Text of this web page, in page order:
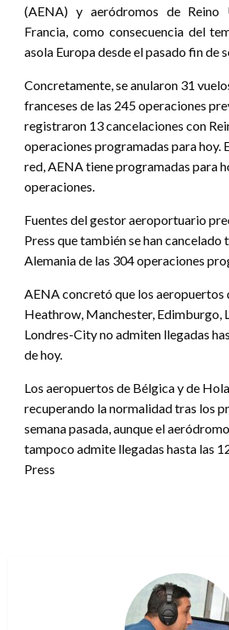
(AENA) y aeródromos de Reino
Francia, como consecuencia del
asola Europa desde el pasado fin de
Concretamente, se anularon 31
franceses de las 245 operaciones
registraron 13 cancelaciones con
operaciones programadas para hoy.
red, AENA tiene programadas para
operaciones.
Fuentes del gestor aeroportuario
Press que también se han cancelado
Alemania de las 304 operaciones
AENA concretó que los aeropuertos
Heathrow, Manchester, Edimburgo,
Londres-City no admiten llegadas
de hoy.
Los aeropuertos de Bélgica y de
recuperando la normalidad tras los
semana pasada, aunque el
tampoco admite llegadas hasta las
Press